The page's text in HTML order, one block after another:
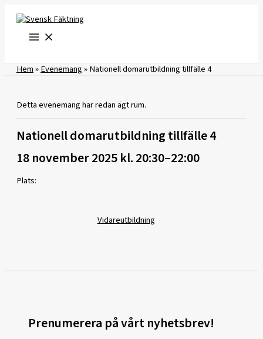
innehåll
Hem»Evenemang»Nationell domarutbildning tillfälle 4
Detta evenemang har redan ägt rum.
Nationell domarutbildning tillfälle 4
18 november 2025 kl. 20:30–22:00
Plats:
Vidareutbildning
Prenumerera på vårt nyhetsbrev!